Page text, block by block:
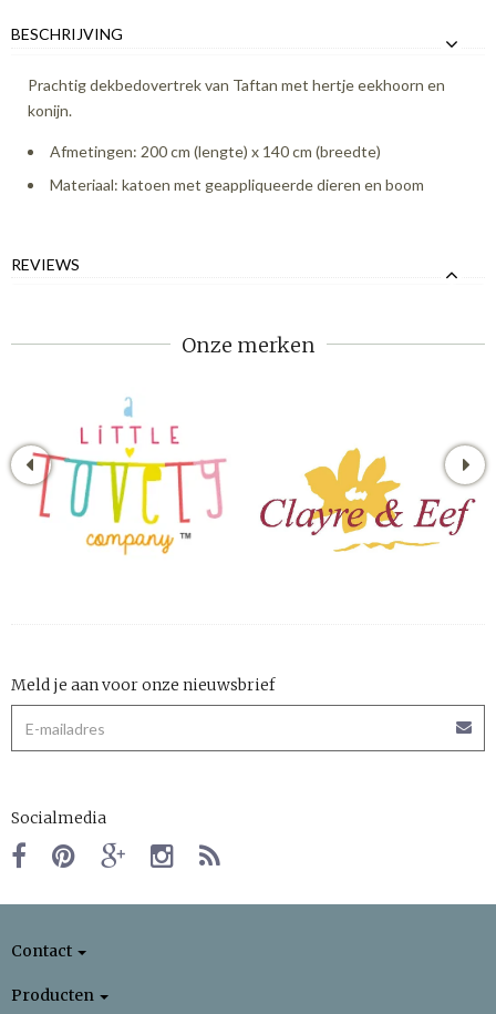
BESCHRIJVING
Prachtig dekbedovertrek van Taftan met hertje eekhoorn en
konijn.
Afmetingen: 200 cm (lengte) x 140 cm (breedte)
Materiaal: katoen met geappliqueerde dieren en boom
REVIEWS
Onze merken
Meld je aan voor onze nieuwsbrief
Socialmedia
Contact
Producten